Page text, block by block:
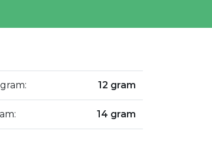
12 gram
14 gram